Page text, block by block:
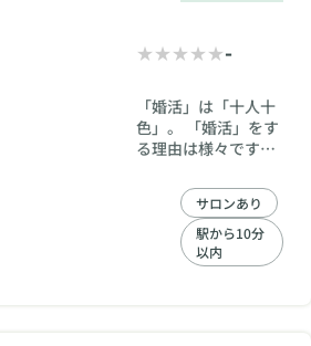
-
「婚活」は「十人十
色」。 「婚活」をす
る理由は様々ですし
理想も違います。
「早く結婚した
い！」と願う皆様の
それぞれの「理想の
サロンあり
駅から10分
以内